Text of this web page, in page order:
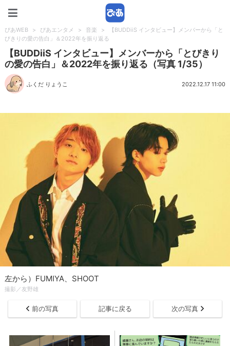
ぴあWEB > ぴあエンタメ > 音楽 >
【BUDDiiS インタビュー】メンバーから「と
びきりの愛の告白」＆2022年を振り返る
【BUDDiiS インタビュー】メンバーから「とびきり
の愛の告白」＆2022年を振り返る（写真 1/35）
ふくだ りょうこ 2022.12.17 11:00
左から）FUMIYA、SHOOT
撮影／友野雄
前の写真 記事に戻る 次の写真